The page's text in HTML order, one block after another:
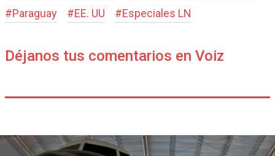
#Paraguay #EE. UU #Especiales LN
Déjanos tus comentarios en Voiz